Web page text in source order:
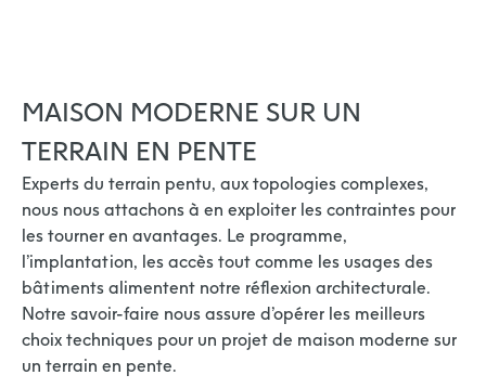
MAISON MODERNE SUR UN
TERRAIN EN PENTE
Experts du terrain pentu, aux topologies complexes,
nous nous attachons à en exploiter les contraintes pour
les tourner en avantages. Le programme,
l’implantation, les accès tout comme les usages des
bâtiments alimentent notre réflexion architecturale.
Notre savoir-faire nous assure d’opérer les meilleurs
choix techniques pour un projet de maison moderne sur
un terrain en pente.